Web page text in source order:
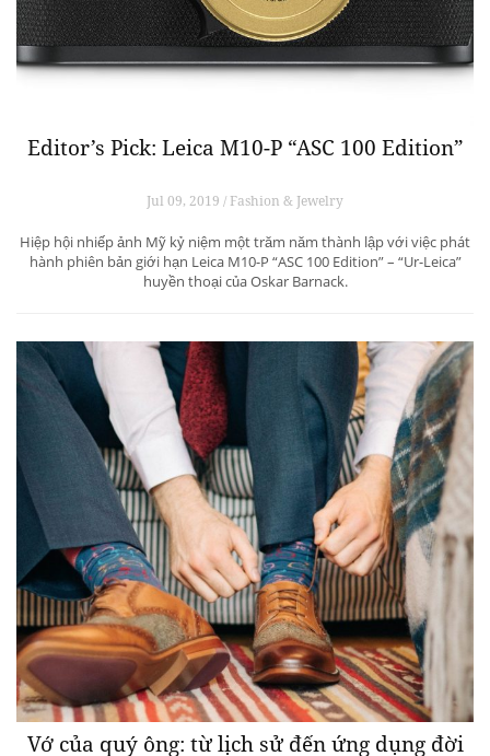
Editor’s Pick: Leica M10-P “ASC 100 Edition”
Jul 09, 2019 / Fashion & Jewelry
Hiệp hội nhiếp ảnh Mỹ kỷ niệm một trăm năm thành lập với việc phát
hành phiên bản giới hạn Leica M10-P “ASC 100 Edition” – “Ur-Leica”
huyền thoại của Oskar Barnack.
Vớ của quý ông: từ lịch sử đến ứng dụng đời